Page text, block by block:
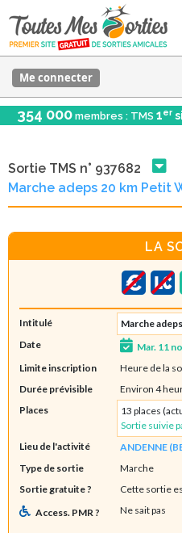
Me connecter
354 000 membres : TMS 1er
Sortie TMS n° 937682
Marche adeps 20 km Petit
LA
Intitulé
Marche
Date
Mar. 11
Limite inscription
Heure de la
Durée prévisible
Environ 4
Places
13 places
Sortie suivie
Lieu de l'activité
ANDENNE
Type de sortie
Marche
Sortie gratuite ?
Cette sortie
Access. PMR ?
Ne sait pas